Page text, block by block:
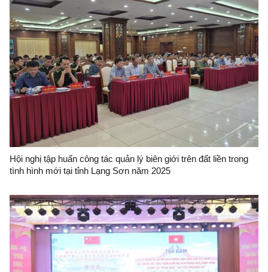
Hội nghị tập huấn công tác quản lý biên giới trên đất liền trong
tình hình mới tại tỉnh Lạng Sơn năm 2025